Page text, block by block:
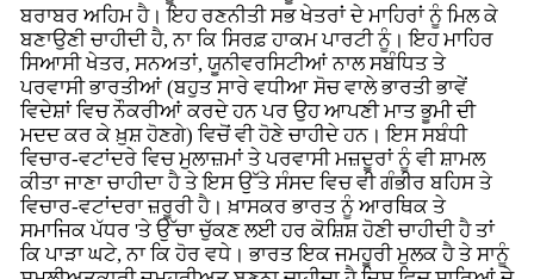
ਬਰਾਬਰ ਅਹਿਮ ਹੈ। ਇਹ ਰਣਨੀਤੀ ਸਭ ਖੇਤਰਾਂ ਦੇ ਮਾਹਿਰਾਂ ਨੂੰ ਮਿਲ ਕੇ
ਬਣਾਉਣੀ ਚਾਹੀਦੀ ਹੈ, ਨਾ ਕਿ ਸਿਰਫ਼ ਹਾਕਮ ਪਾਰਟੀ ਨੂੰ। ਇਹ ਮਾਹਿਰ
ਸਿਆਸੀ ਖੇਤਰ, ਸਨਅਤਾਂ, ਯੂਨੀਵਰਸਿਟੀਆਂ ਨਾਲ ਸਬੰਧਿਤ ਤੇ
ਪਰਵਾਸੀ ਭਾਰਤੀਆਂ (ਬਹੁਤ ਸਾਰੇ ਵਧੀਆ ਸੋਚ ਵਾਲੇ ਭਾਰਤੀ ਭਾਵੇਂ
ਵਿਦੇਸ਼ਾਂ ਵਿਚ ਨੌਕਰੀਆਂ ਕਰਦੇ ਹਨ ਪਰ ਉਹ ਆਪਣੀ ਮਾਤ ਭੂਮੀ ਦੀ
ਮਦਦ ਕਰ ਕੇ ਖ਼ੁਸ਼ ਹੋਣਗੇ) ਵਿਚੋਂ ਵੀ ਹੋਣੇ ਚਾਹੀਦੇ ਹਨ। ਇਸ ਸਬੰਧੀ
ਵਿਚਾਰ-ਵਟਾਂਦਰੇ ਵਿਚ ਮੁਲਾਜ਼ਮਾਂ ਤੇ ਪਰਵਾਸੀ ਮਜ਼ਦੂਰਾਂ ਨੂੰ ਵੀ ਸ਼ਾਮਲ
ਕੀਤਾ ਜਾਣਾ ਚਾਹੀਦਾ ਹੈ ਤੇ ਇਸ ਉੱਤੇ ਸੰਸਦ ਵਿਚ ਵੀ ਗੰਭੀਰ ਬਹਿਸ ਤੇ
ਵਿਚਾਰ-ਵਟਾਂਦਰਾ ਜ਼ਰੂਰੀ ਹੈ। ਖ਼ਾਸਕਰ ਭਾਰਤ ਨੂੰ ਆਰਥਿਕ ਤੇ
ਸਮਾਜਿਕ ਪੱਧਰ 'ਤੇ ਉੱਚਾ ਚੁੱਕਣ ਲਈ ਹਰ ਕੋਸ਼ਿਸ਼ ਹੋਣੀ ਚਾਹੀਦੀ ਹੈ ਤਾਂ
ਕਿ ਪਾੜਾ ਘਟੇ, ਨਾ ਕਿ ਹੋਰ ਵਧੇ। ਭਾਰਤ ਇਕ ਜਮਹੂਰੀ ਮੁਲਕ ਹੈ ਤੇ ਸਾਨੂੰ